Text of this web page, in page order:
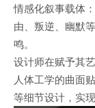
情感化叙事载体
由、叛逆、幽默
鸣。
设计师在赋予其
人体工学的曲面
等细节设计，实